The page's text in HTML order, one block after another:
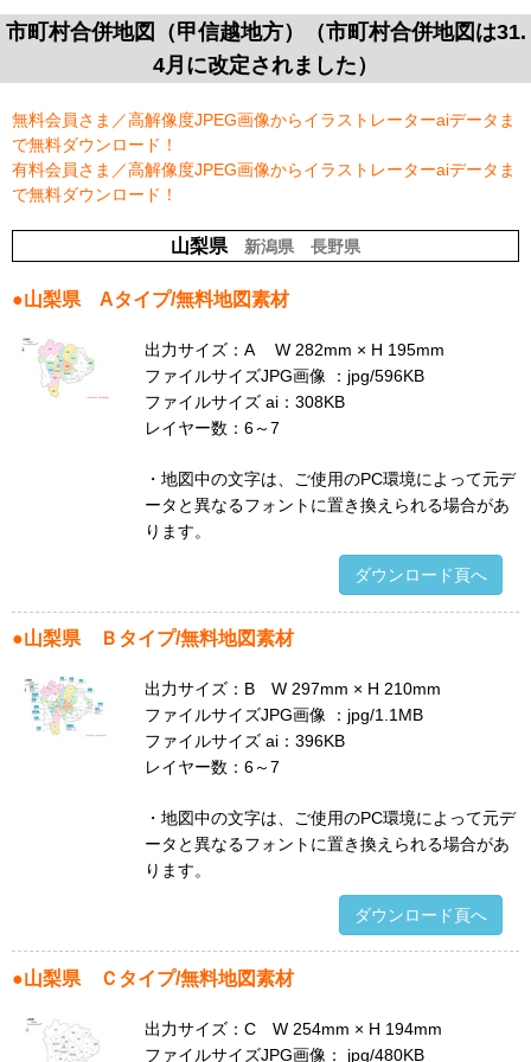
市町村合併地図（甲信越地方）（市町村合併地図は31.
4月に改定されました）
無料会員さま／高解像度JPEG画像からイラストレーターaiデータま
で無料ダウンロード！
有料会員さま／高解像度JPEG画像からイラストレーターaiデータま
で無料ダウンロード！
山梨県 新潟県 長野県
●山梨県 Aタイプ/無料地図素材
出力サイズ：A W 282mm × H 195mm
ファイルサイズJPG画像 ：jpg/596KB
ファイルサイズ ai：308KB
レイヤー数：6～7
・地図中の文字は、ご使用のPC環境によって元デ
ータと異なるフォントに置き換えられる場合があ
ります。
ダウンロード頁へ
●山梨県 Ｂタイプ/無料地図素材
出力サイズ：B W 297mm × H 210mm
ファイルサイズJPG画像 ：jpg/1.1MB
ファイルサイズ ai：396KB
レイヤー数：6～7
・地図中の文字は、ご使用のPC環境によって元デ
ータと異なるフォントに置き換えられる場合があ
ります。
ダウンロード頁へ
●山梨県 Ｃタイプ/無料地図素材
出力サイズ：C W 254mm × H 194mm
ファイルサイズJPG画像： jpg/480KB